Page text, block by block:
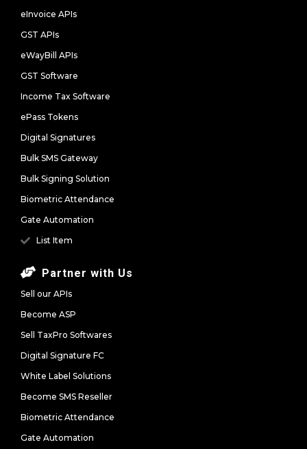
eInvoice APIs
GST APIs
eWayBill APIs
GST Software
Income Tax Software
ePass Tokens
Digital Signatures
Bulk SMS Gateway
Bulk Signing Solution
Biometric Attendance
Gate Automation
List Item
Partner with Us
Sell our APIs
Become ASP
Sell TaxPro Softwares
Digital Signature FC
White Label Solutions
Become SMS Reseller
Biometric Attendance
Gate Automation